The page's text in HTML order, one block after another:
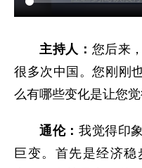
主持人： 您后来
很多次中国。您刚刚
么有哪些变化是让您
通伦： 我觉得印
巨变。首先是经济